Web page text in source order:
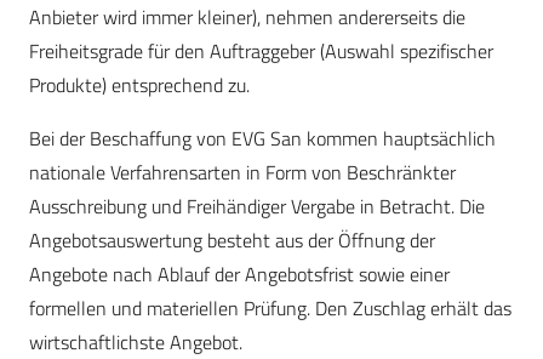
Anbieter wird immer kleiner), nehmen andererseits die
Freiheitsgrade für den Auftraggeber (Auswahl spezifischer
Produkte) entsprechend zu.
Bei der Beschaffung von EVG San kommen hauptsächlich
nationale Verfahrensarten in Form von Beschränkter
Ausschreibung und Freihändiger Vergabe in Betracht. Die
Angebotsauswertung besteht aus der Öffnung der
Angebote nach Ablauf der Angebotsfrist sowie einer
formellen und materiellen Prüfung. Den Zuschlag erhält das
wirtschaftlichste Angebot.